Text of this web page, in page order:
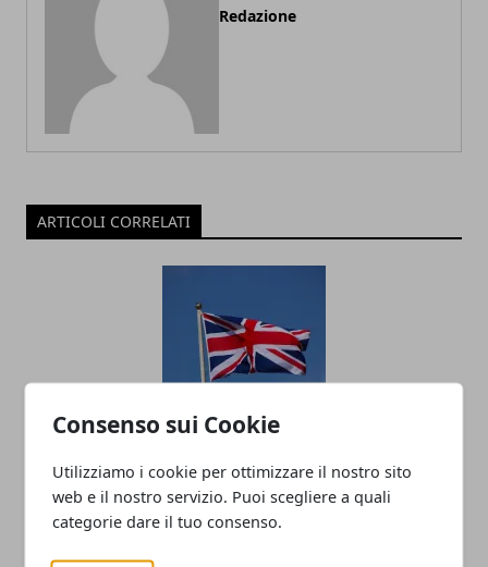
Consenso sui Cookie
Utilizziamo i cookie per ottimizzare il nostro sito
web e il nostro servizio. Puoi scegliere a quali
categorie dare il tuo consenso.
Redazione
ARTICOLI CORRELATI
Come insegnare l’inglese ai bambini
05/11/2022